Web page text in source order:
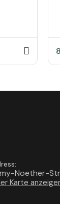
Noether-
Karte